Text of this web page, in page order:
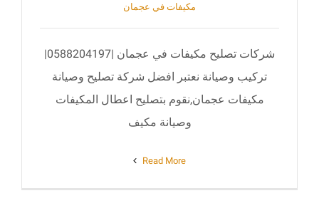
مكيفات في عجمان
شركات تصليح مكيفات في عجمان |0588204197|
تركيب وصيانة نعتبر افضل شركة تصليح وصيانة
مكيفات عجمان,نقوم بتصليح اعطال المكيفات
وصيانة مكيف
Read More